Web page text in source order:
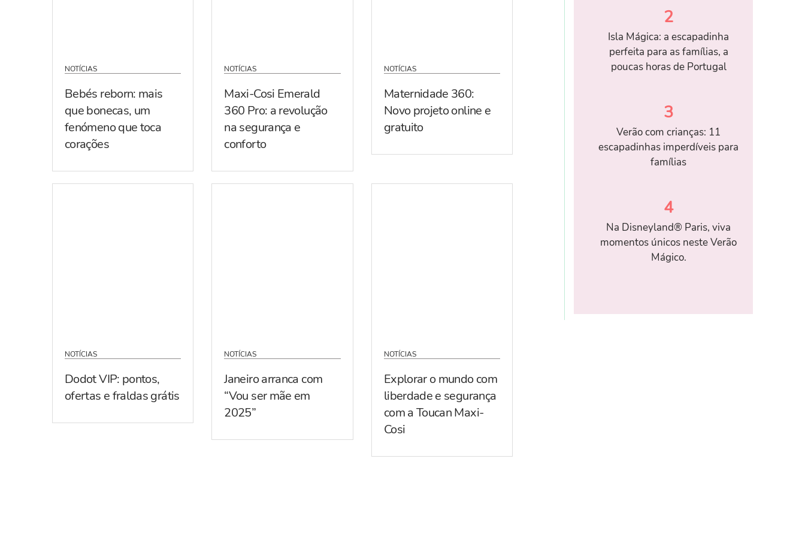
NOTÍCIAS
Bebés reborn: mais
que bonecas, um
fenómeno que toca
corações
NOTÍCIAS
Maxi-Cosi Emerald
360 Pro: a revolução
na segurança e
conforto
NOTÍCIAS
Maternidade 360:
Novo projeto online e
gratuito
NOTÍCIAS
Dodot VIP: pontos,
ofertas e fraldas grátis
NOTÍCIAS
Janeiro arranca com
“Vou ser mãe em
2025”
NOTÍCIAS
Explorar o mundo com
liberdade e segurança
com a Toucan Maxi-
Cosi
2
Isla Mágica: a escapadinha
perfeita para as famílias, a
poucas horas de Portugal
3
Verão com crianças: 11
escapadinhas imperdíveis para
famílias
4
Na Disneyland® Paris, viva
momentos únicos neste Verão
Mágico.